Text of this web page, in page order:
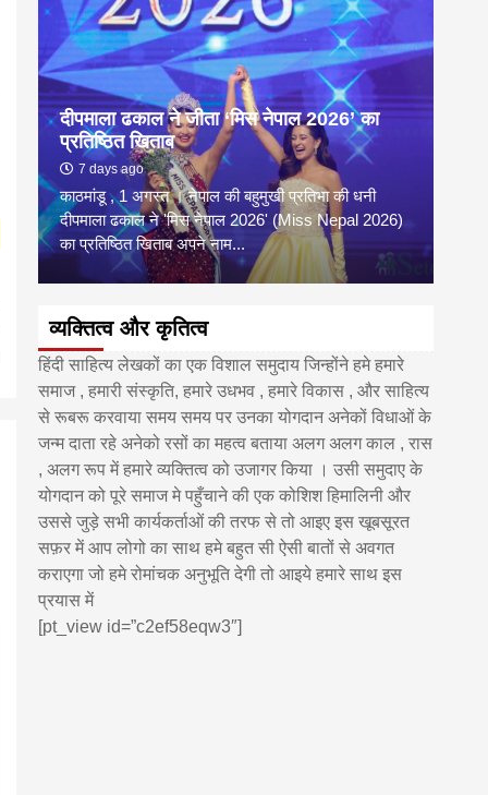
दीपमाला ढकाल ने जीता ‘मिस नेपाल 2026’ का
प्रतिष्ठित खिताब
7 days ago
काठमांडू , 1 अगस्त । नेपाल की बहुमुखी प्रतिभा की धनी
दीपमाला ढकाल ने 'मिस नेपाल 2026' (Miss Nepal 2026)
का प्रतिष्ठित खिताब अपने नाम...
व्यक्तित्व और कृतित्व
हिंदी साहित्य लेखकों का एक विशाल समुदाय जिन्होंने हमे हमारे
समाज , हमारी संस्कृति, हमारे उधभव , हमारे विकास , और साहित्य
से रूबरू करवाया समय समय पर उनका योगदान अनेकों विधाओं के
जन्म दाता रहे अनेको रसों का महत्व बताया अलग अलग काल , रास
, अलग रूप में हमारे व्यक्तित्व को उजागर किया । उसी समुदाए के
योगदान को पूरे समाज मे पहुँचाने की एक कोशिश हिमालिनी और
उससे जुड़े सभी कार्यकर्ताओं की तरफ से तो आइए इस खूबसूरत
सफ़र में आप लोगो का साथ हमे बहुत सी ऐसी बातों से अवगत
कराएगा जो हमे रोमांचक अनुभूति देगी तो आइये हमारे साथ इस
प्रयास में
[pt_view id=”c2ef58eqw3″]